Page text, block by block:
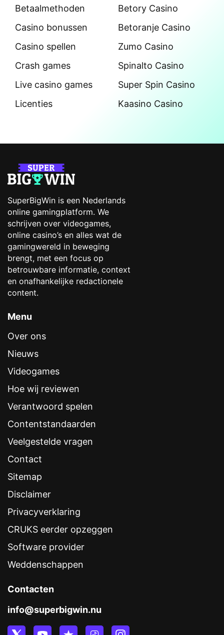
Betaalmethoden
Casino bonussen
Casino spellen
Crash games
Live casino games
Licenties
Betory Casino
Betoranje Casino
Zumo Casino
Spinalto Casino
Super Spin Casino
Kaasino Casino
SuperBigWin is een Nederlands
online gamingplatform. We
schrijven over videogames,
online casino’s en alles wat de
gamingwereld in beweging
brengt, met een focus op
betrouwbare informatie, context
en onafhankelijke redactionele
content.
Menu
Over ons
Nieuws
Videogames
Hoe wij reviewen
Verantwoord spelen
Contentstandaarden
Veelgestelde vragen
Contact
Sitemap
Disclaimer
Privacyverklaring
CRUKS eerder opzeggen
Software provider
Weddenschappen
Contacten
info@superbigwin.nu